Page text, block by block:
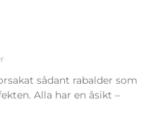
sådant rabalder som
Alla har en åsikt –